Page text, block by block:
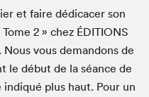
et faire dédi­cac­er son
Tome2 » chez ÉDI­TIONS
. Nous vous deman­dons de
le début de la séance de
indiqué plus haut. Pour un